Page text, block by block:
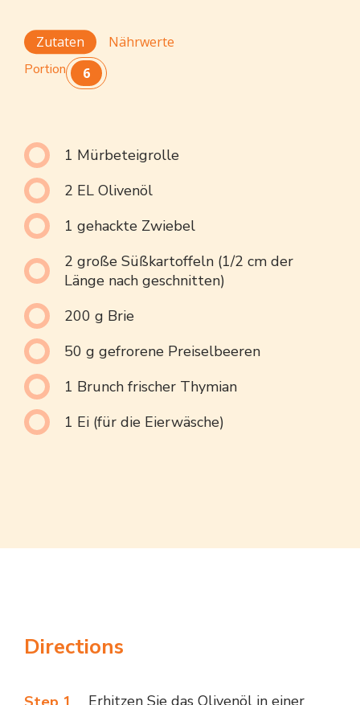
Zutaten
Nährwerte
Portion
6
1 Mürbeteigrolle
2 EL Olivenöl
1 gehackte Zwiebel
2 große Süßkartoffeln (1/2 cm der
Länge nach geschnitten)
200 g Brie
50 g gefrorene Preiselbeeren
1 Brunch frischer Thymian
1 Ei (für die Eierwäsche)
Directions
Erhitzen Sie das Olivenöl in einer